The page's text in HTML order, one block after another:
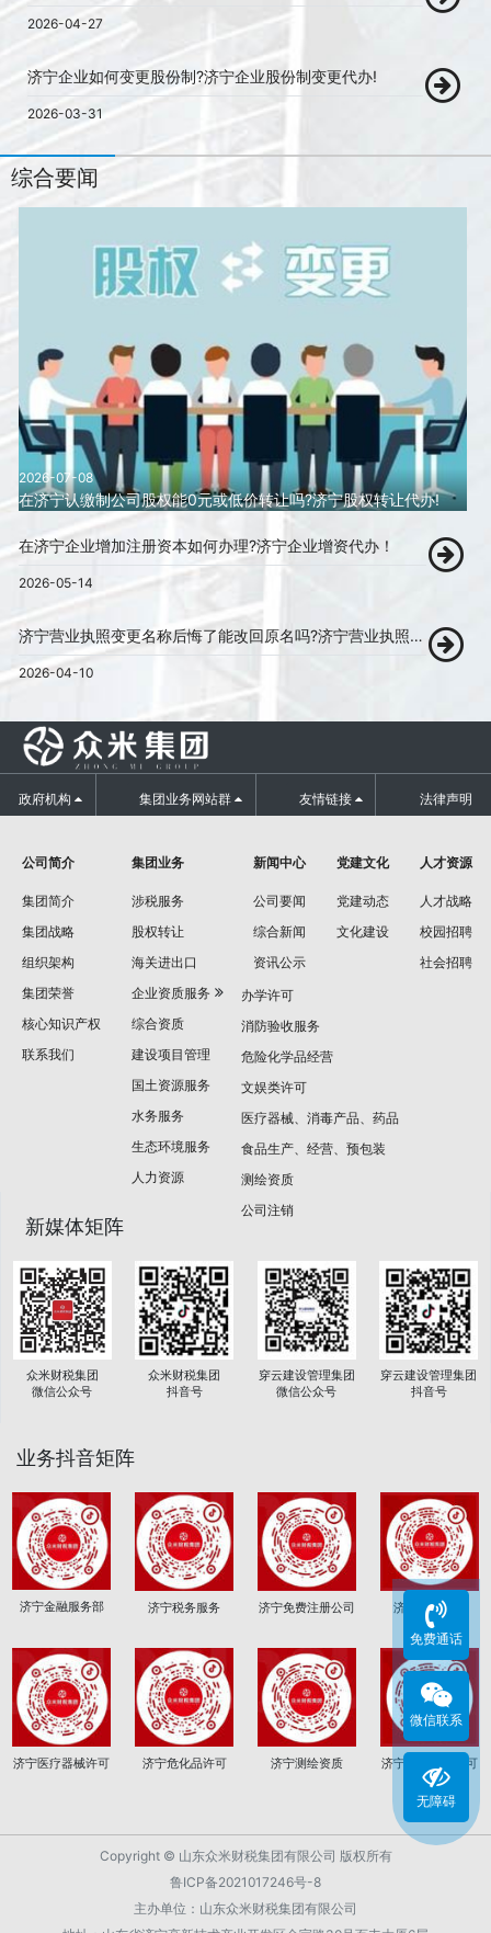
2026-04-27
济宁企业如何变更股份制?济宁企业股份制变更代办!
2026-03-31
综合要闻
2026-07-08
在济宁认缴制公司股权能0元或低价转让吗?济宁股权转让代办!
在济宁企业增加注册资本如何办理?济宁企业增资代办！
2026-05-14
济宁营业执照变更名称后悔了能改回原名吗?济宁营业执照变更代办!
2026-04-10
政府机构 集团业务网站群 友情链接 法律声明
公司简介
集团简介
集团战略
组织架构
集团荣誉
核心知识产权
联系我们
集团业务
涉税服务
股权转让
海关进出口
企业资质服务
办学许可
消防验收服务
危险化学品经营
文娱类许可
医疗器械、消毒产品、药品
食品生产、经营、预包装
测绘资质
公司注销
综合资质
建设项目管理
国土资源服务
水务服务
生态环境服务
人力资源
新闻中心
公司要闻
综合新闻
资讯公示
党建文化
党建动态
文化建设
人才资源
人才战略
校园招聘
社会招聘
新媒体矩阵
众米财税集团
微信公众号
众米财税集团
抖音号
穿云建设管理集团
微信公众号
穿云建设管理集团
抖音号
业务抖音矩阵
济宁金融服务部 济宁税务服务 济宁免费注册公司 济宁注销公司
济宁医疗器械许可 济宁危化品许可 济宁测绘资质 济宁道路运输许可
Copyright © 山东众米财税集团有限公司 版权所有
鲁ICP备2021017246号-8
主办单位：山东众米财税集团有限公司
免费通话
微信联系
无障碍